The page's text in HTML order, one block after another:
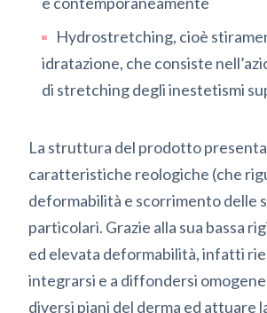
Hydrostretching, cioè
idratazione, che consiste
di stretching degli inestetismi
La struttura del prodotto presenta
caratteristiche reologiche (che
deformabilità e scorrimento delle
particolari. Grazie alla sua bassa
ed elevata deformabilità, infatti
integrarsi e a diffondersi
diversi piani del derma ed attuare